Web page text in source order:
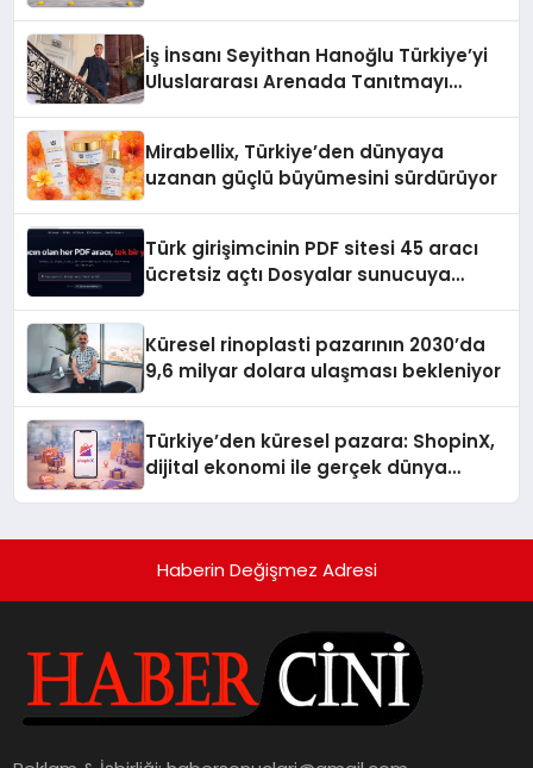
İş İnsanı Seyithan Hanoğlu Türkiye’yi
Uluslararası Arenada Tanıtmayı
Mirabellix, Türkiye’den dünyaya
uzanan güçlü büyümesini sürdürüyor
Türk girişimcinin PDF sitesi 45 aracı
ücretsiz açtı Dosyalar sunucuya
Küresel rinoplasti pazarının 2030’da
9,6 milyar dolara ulaşması bekleniyor
Türkiye’den küresel pazara: ShopinX,
dijital ekonomi ile gerçek dünya
Haberin Değişmez Adresi